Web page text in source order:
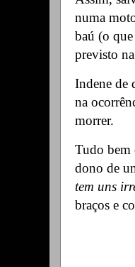
numa
baú (o
previsto
Indene de
na
morrer.
Tudo bem
dono de
tem uns
braços e